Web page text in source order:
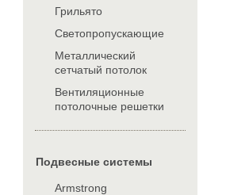
Грильято
Светопропускающие
Металлический
сетчатый потолок
Вентиляционные
потолочные решетки
Подвесные системы
Armstrong